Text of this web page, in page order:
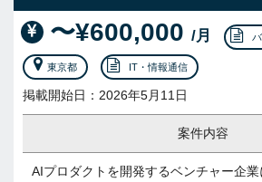
〜¥600,000 /月
東京都 IT・情報通信
掲載開始日：2026年5月11日
案件内容
AIプロダクトを開発するベンチャー企